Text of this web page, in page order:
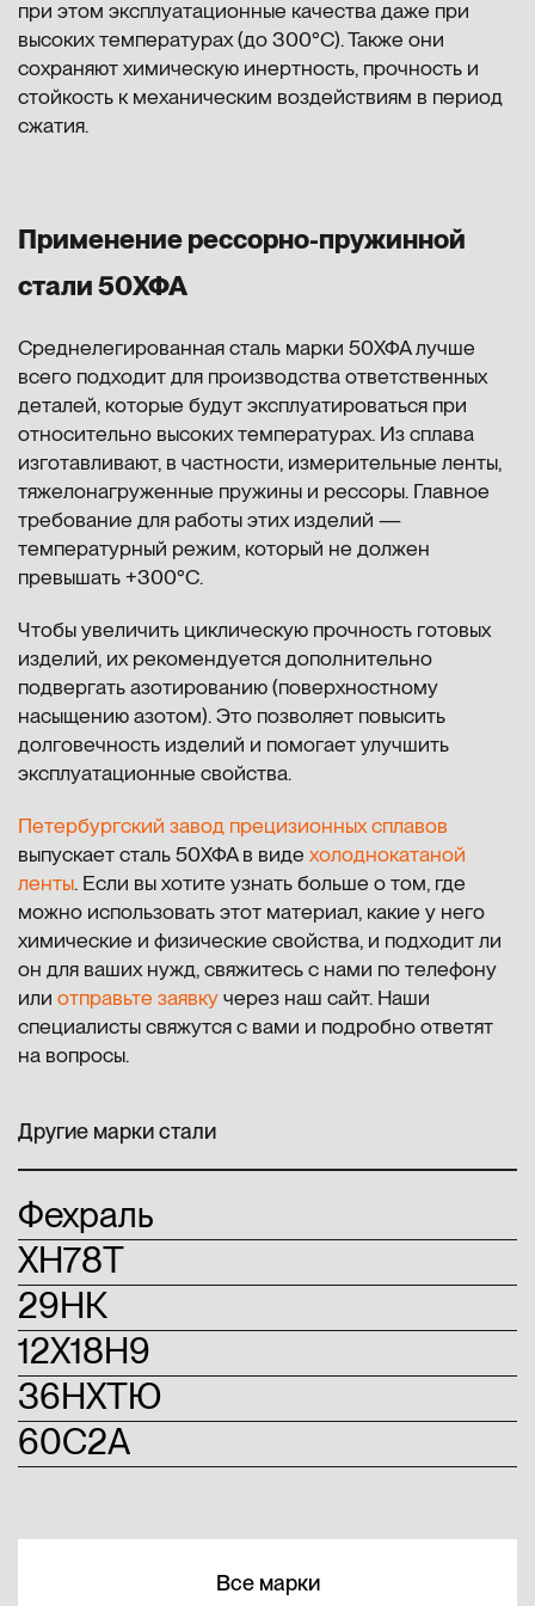
при этом эксплуатационные качества даже при
высоких температурах (до 300°С). Также они
сохраняют химическую инертность, прочность и
стойкость к механическим воздействиям в период
сжатия.
Применение рессорно-пружинной
стали 50ХФА
Среднелегированная сталь марки 50ХФА лучше
всего подходит для производства ответственных
деталей, которые будут эксплуатироваться при
относительно высоких температурах. Из сплава
изготавливают, в частности, измерительные ленты,
тяжелонагруженные пружины и рессоры. Главное
требование для работы этих изделий —
температурный режим, который не должен
превышать +300°C.
Чтобы увеличить циклическую прочность готовых
изделий, их рекомендуется дополнительно
подвергать азотированию (поверхностному
насыщению азотом). Это позволяет повысить
долговечность изделий и помогает улучшить
эксплуатационные свойства.
Петербургский завод прецизионных сплавов
выпускает сталь 50ХФА в виде холоднокатаной
ленты. Если вы хотите узнать больше о том, где
можно использовать этот материал, какие у него
химические и физические свойства, и подходит ли
он для ваших нужд, свяжитесь с нами по телефону
или отправьте заявкучерез наш сайт. Наши
специалисты свяжутся с вами и подробно ответят
на вопросы.
Другие марки стали
Фехраль
ХН78Т
29НК
12Х18Н9
36НХТЮ
60С2А
Все марки